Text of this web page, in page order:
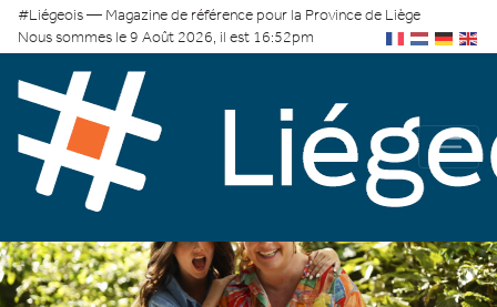
#Liégeois — Magazine de référence pour la Province de Liège
Nous sommes le 9 Août 2026, il est 16:52pm